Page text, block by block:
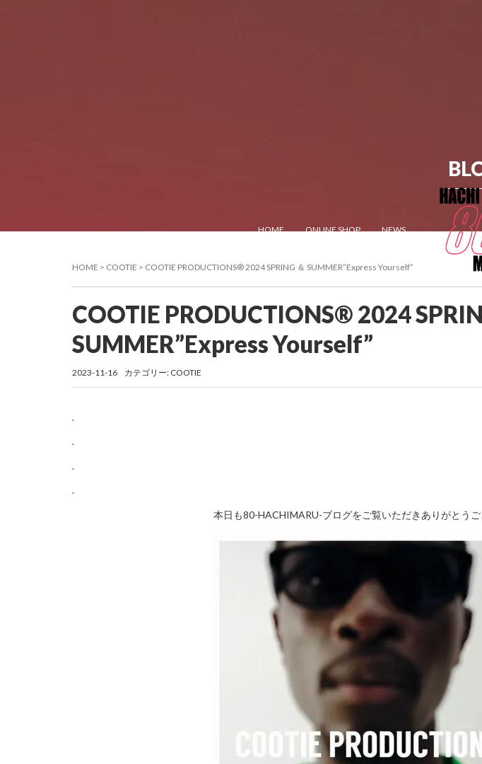
HOME ONLINE SHOP NEWS
HOME > COOTIE > COOTIE PRODUCTIONS® 2024 SPRING ＆ SUMMER”Express Yourself”
COOTIE PRODUCTIONS® 2024
SUMMER”Express Yourself”
2023-11-16 カテゴリー: COOTIE
.
.
.
.
本日も80-HACHIMARU-ブログをご覧いただきありがとうご